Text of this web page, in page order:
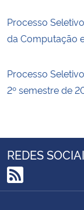
Processo
da Computação
Processo
2º semestre de
REDES
RSS